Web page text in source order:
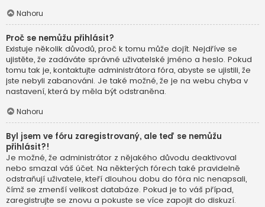
Nahoru
Proč se nemůžu přihlásit?
Existuje několik důvodů, proč k tomu může dojít. Nejdříve se
ujistěte, že zadáváte správné uživatelské jméno a heslo. Pokud
tomu tak je, kontaktujte administrátora fóra, abyste se ujistili, že
jste nebyli zabanováni. Je také možné, že je na webu chyba v
nastavení, která by měla být odstraněna.
Nahoru
Byl jsem ve fóru zaregistrovaný, ale teď se nemůžu
přihlásit?!
Je možné, že administrátor z nějakého důvodu deaktivoval
nebo smazal váš účet. Na některých fórech také pravidelně
odstraňují uživatele, kteří dlouhou dobu do fóra nic nenapsali,
čímž se zmenší velikost databáze. Pokud je to váš případ,
zaregistrujte se znovu a pokuste se více zapojit do diskuzí.